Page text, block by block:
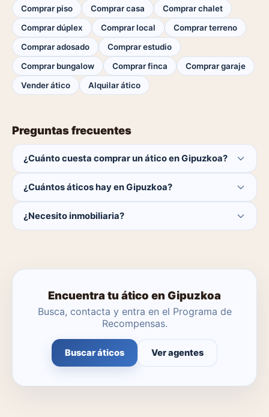
Comprar piso Comprar casa
Comprar chalet
Comprar dúplex
Comprar local
Comprar terreno
Comprar adosado
Comprar estudio
Comprar bungalow
Comprar finca
Comprar garaje
Vender ático
Alquilar ático
Preguntas frecuentes
¿Cuánto cuesta comprar un ático en Gipuzkoa?
¿Cuántos áticos hay en Gipuzkoa?
catálogo se actualiza a diario.
¿Necesito inmobiliaria?
Encuentra tu ático en Gipuzkoa
Busca, contacta y entra en el Programa de
Recompensas.
Buscar áticos Ver agentes